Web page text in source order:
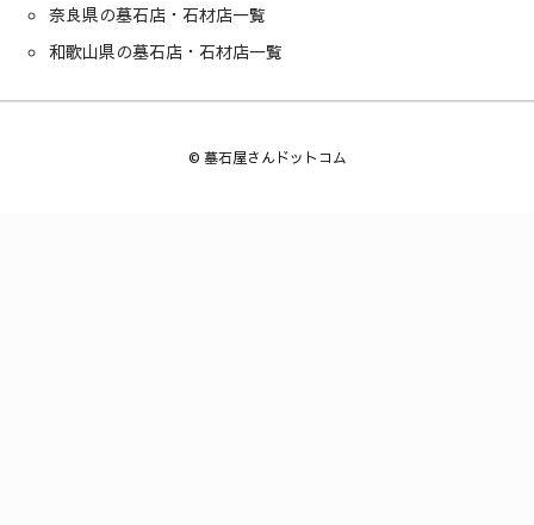
奈良県の墓石店・石材店一覧
和歌山県の墓石店・石材店一覧
© 墓石屋さんドットコム